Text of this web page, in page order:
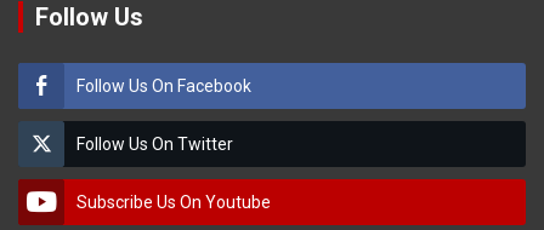
Follow Us
Follow Us On Facebook
Follow Us On Twitter
Subscribe Us On Youtube